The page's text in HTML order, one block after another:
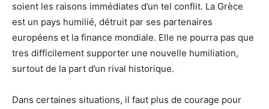
soient les raisons immédiates d’un tel conflit. La Grèce
est un pays humilié, détruit par ses partenaires
européens et la finance mondiale. Elle ne pourra pas que
tres difficilement supporter une nouvelle humiliation,
surtout de la part d’un rival historique.
Dans certaines situations, il faut plus de courage pour